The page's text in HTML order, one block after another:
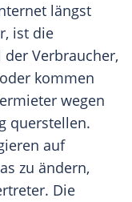
längst
ist die
Verbraucher,
kommen
wegen
querstellen.
auf
zu ändern,
Die